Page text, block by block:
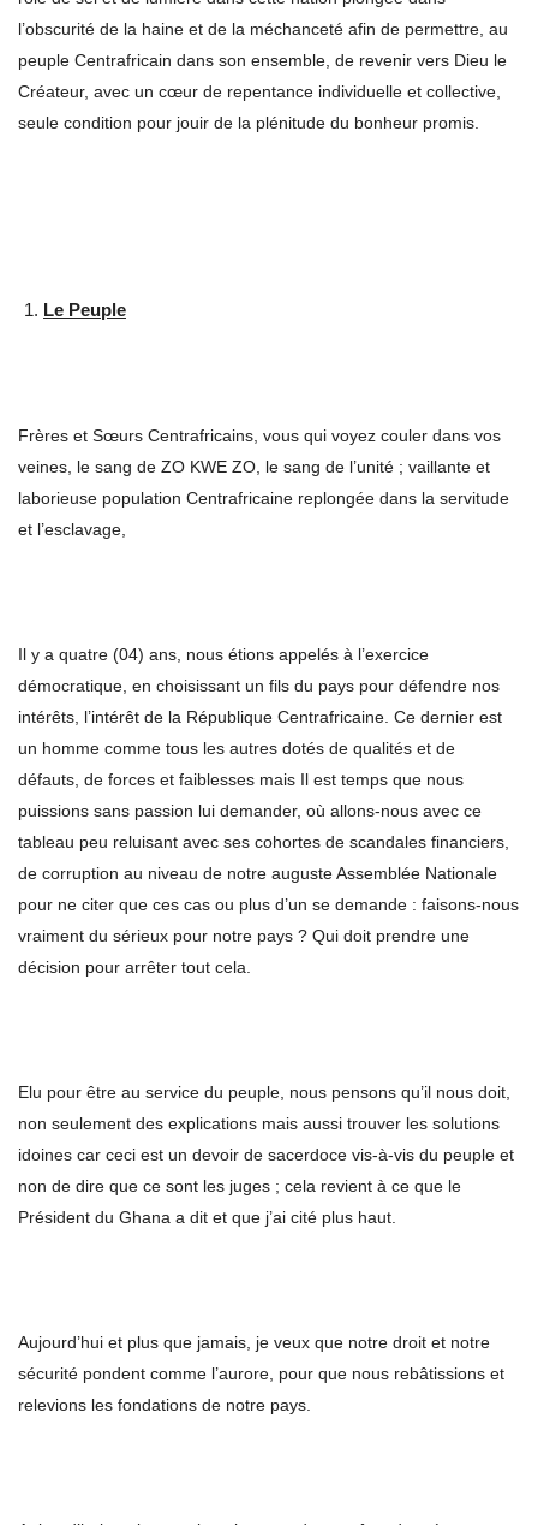
l’obscurité de la haine et de la méchanceté afin de permettre, au
peuple Centrafricain dans son ensemble, de revenir vers Dieu le
Créateur, avec un cœur de repentance individuelle et collective,
seule condition pour jouir de la plénitude du bonheur promis.
Le Peuple
Frères et Sœurs Centrafricains, vous qui voyez couler dans vos
veines, le sang de ZO KWE ZO, le sang de l’unité ; vaillante et
laborieuse population Centrafricaine replongée dans la servitude
et l’esclavage,
Il y a quatre (04) ans, nous étions appelés à l’exercice
démocratique, en choisissant un fils du pays pour défendre nos
intérêts, l’intérêt de la République Centrafricaine. Ce dernier est
un homme comme tous les autres dotés de qualités et de
défauts, de forces et faiblesses mais Il est temps que nous
puissions sans passion lui demander, où allons-nous avec ce
tableau peu reluisant avec ses cohortes de scandales financiers,
de corruption au niveau de notre auguste Assemblée Nationale
pour ne citer que ces cas ou plus d’un se demande : faisons-nous
vraiment du sérieux pour notre pays ? Qui doit prendre une
décision pour arrêter tout cela.
Elu pour être au service du peuple, nous pensons qu’il nous doit,
non seulement des explications mais aussi trouver les solutions
idoines car ceci est un devoir de sacerdoce vis-à-vis du peuple et
non de dire que ce sont les juges ; cela revient à ce que le
Président du Ghana a dit et que j’ai cité plus haut.
Aujourd’hui et plus que jamais, je veux que notre droit et notre
sécurité pondent comme l’aurore, pour que nous rebâtissions et
relevions les fondations de notre pays.